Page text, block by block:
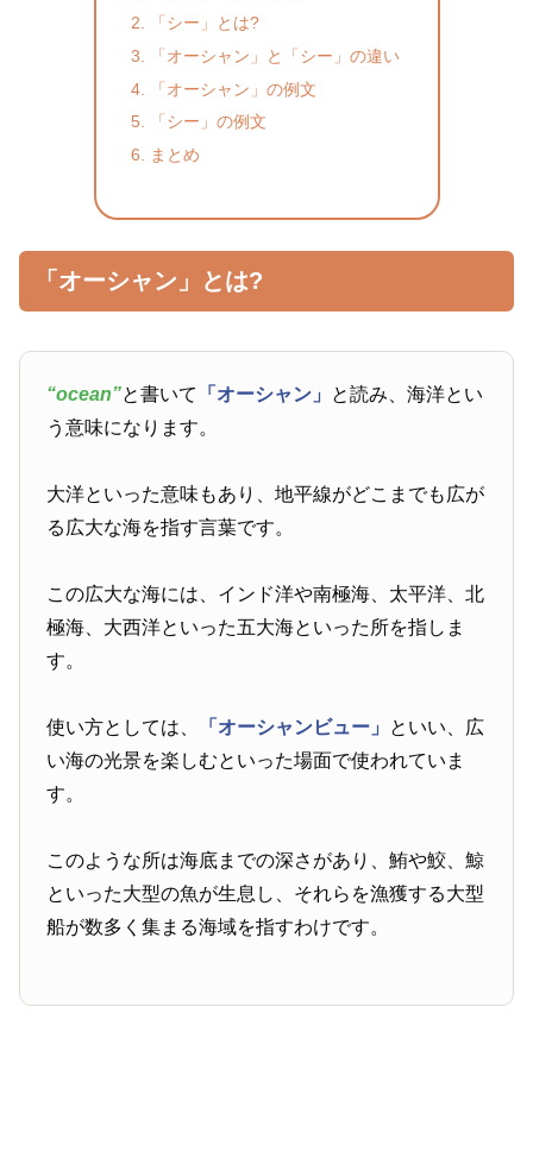
「シー」とは?
「オーシャン」と「シー」の違い
「オーシャン」の例文
「シー」の例文
まとめ
「オーシャン」とは?
“ocean”と書いて 「オーシャン」 と読み、海洋とい
う意味になります。
大洋といった意味もあり、地平線がどこまでも広が
る広大な海を指す言葉です。
この広大な海には、インド洋や南極海、太平洋、北
極海、大西洋といった五大海といった所を指しま
す。
使い方としては、 「オーシャンビュー」 といい、広
い海の光景を楽しむといった場面で使われていま
す。
このような所は海底までの深さがあり、鮪や鮫、鯨
といった大型の魚が生息し、それらを漁獲する大型
船が数多く集まる海域を指すわけです。